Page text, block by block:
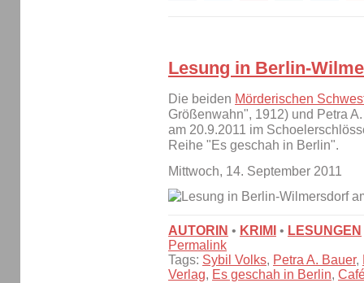
Lesung in Berlin-
Die beiden Mörderischen
Größenwahn", 1912) und Petra
am 20.9.2011 im
Reihe "Es geschah in Berlin".
Mittwoch, 14. September 2011
AUTORIN • KRIMI • LESUNGEN
Permalink
Tags: Sybil Volks, Petra A. Bauer,
Verlag, Es geschah in Berlin,